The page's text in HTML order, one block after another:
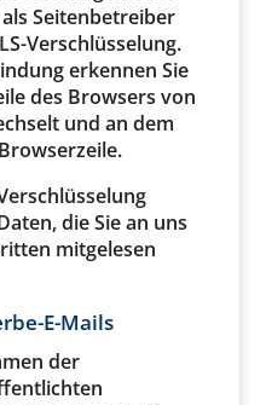
Seitenbetreiber
Verschlüsselung.
erkennen Sie
des Browsers von
und an dem
die Sie an uns
mitgelesen
E-Mails
der